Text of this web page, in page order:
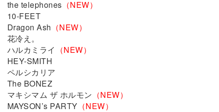
the telephones （NEW）
10-FEET
Dragon Ash （NEW）
花冷え。
ハルカミライ
（NEW）
HEY-SMITH
ペルシカリア
The BONEZ
マキシマム ザ ホルモン （NEW）
MAYSON’s PARTY （NEW）